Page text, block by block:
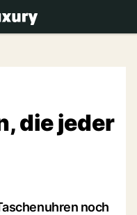
die jeder
noch